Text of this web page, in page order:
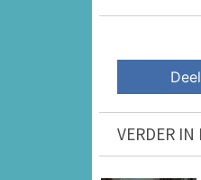
VERDER